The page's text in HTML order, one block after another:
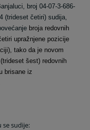
broj 04-07-3-686-
(trideset četiri) sudija,
broja redovnih
upražnjene pozicije
tako da je novom
šest) redovnih
brisane iz
sudije: